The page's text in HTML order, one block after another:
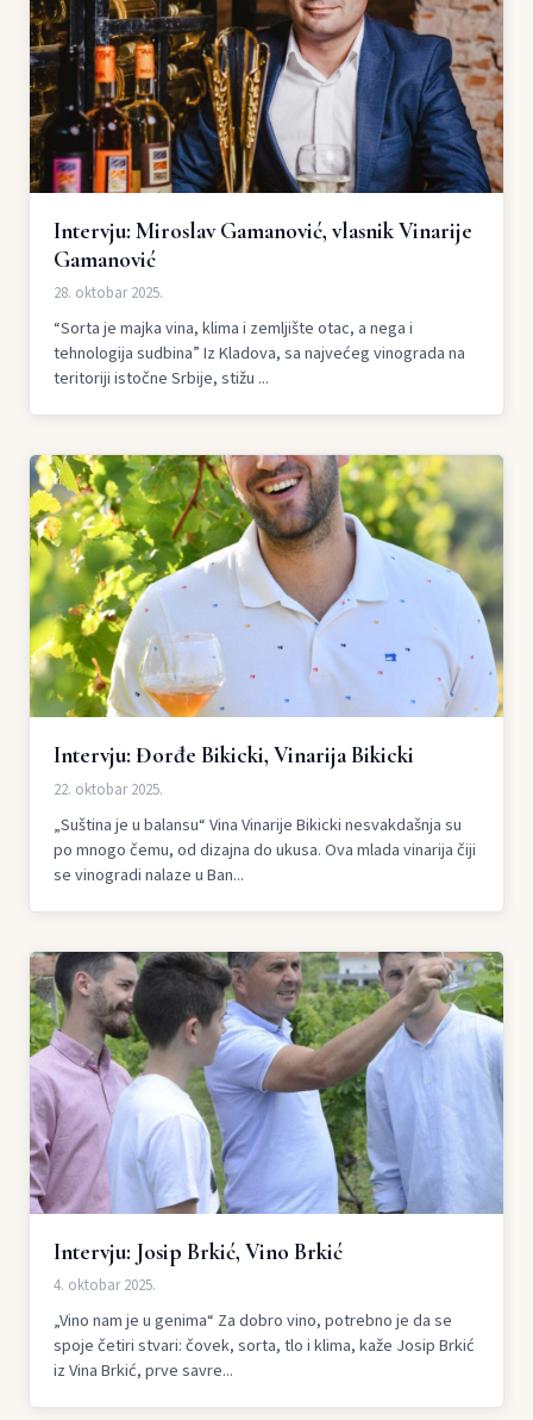
Intervju: Miroslav Gamanović, vlasnik Vinarije
Gamanović
28. oktobar 2025.
“Sorta je majka vina, klima i zemljište otac, a nega i
tehnologija sudbina” Iz Kladova, sa najvećeg vinograda na
teritoriji istočne Srbije, stižu ...
Intervju: Đorđe Bikicki, Vinarija Bikicki
22. oktobar 2025.
„Suština je u balansu“ Vina Vinarije Bikicki nesvakdašnja su
po mnogo čemu, od dizajna do ukusa. Ova mlada vinarija čiji
se vinogradi nalaze u Ban...
Intervju: Josip Brkić, Vino Brkić
4. oktobar 2025.
„Vino nam je u genima“ Za dobro vino, potrebno je da se
spoje četiri stvari: čovek, sorta, tlo i klima, kaže Josip Brkić
iz Vina Brkić, prve savre...